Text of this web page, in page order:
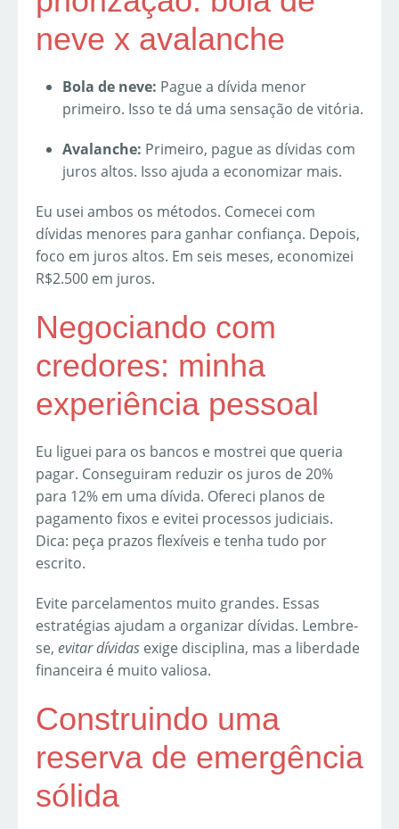
neve x avalanche
Bola de neve: Pague a dívida menor
primeiro. Isso te dá uma sensação de vitória.
Avalanche: Primeiro, pague as dívidas com
juros altos. Isso ajuda a economizar mais.
Eu usei ambos os métodos. Comecei com
dívidas menores para ganhar confiança. Depois,
foco em juros altos. Em seis meses, economizei
R$2.500 em juros.
Negociando com
credores: minha
experiência pessoal
Eu liguei para os bancos e mostrei que queria
pagar. Conseguiram reduzir os juros de 20%
para 12% em uma dívida. Ofereci planos de
pagamento fixos e evitei processos judiciais.
Dica: peça prazos flexíveis e tenha tudo por
escrito.
Evite parcelamentos muito grandes. Essas
estratégias ajudam a organizar dívidas. Lembre-
se, evitar dívidas exige disciplina, mas a liberdade
financeira é muito valiosa.
Construindo uma
reserva de emergência
sólida